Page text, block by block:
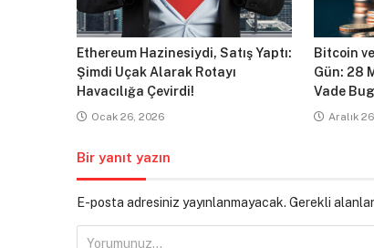
Ethereum Hazinesiydi, Satış Yaptı:
Şimdi Uçak Alarak Rotayı
Havacılığa Çevirdi!
Ocak 26, 2026
Bitcoin
Gün: 28
Vade
Aralık
Bir yanıt yazın
E-posta adresiniz yayınlanmayacak. Gerekli alanlar